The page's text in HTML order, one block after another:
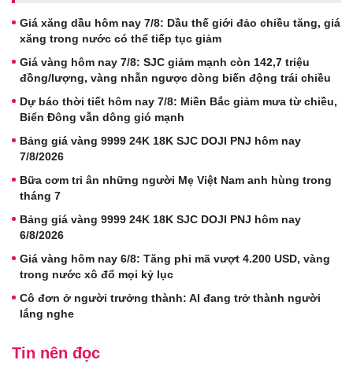
Giá xăng dầu hôm nay 7/8: Dầu thế giới đảo chiều tăng, giá
xăng trong nước có thể tiếp tục giảm
Giá vàng hôm nay 7/8: SJC giảm mạnh còn 142,7 triệu
đồng/lượng, vàng nhẫn ngược dòng biến động trái chiều
Dự báo thời tiết hôm nay 7/8: Miền Bắc giảm mưa từ chiều,
Biển Đông vẫn dông gió mạnh
Bảng giá vàng 9999 24K 18K SJC DOJI PNJ hôm nay
7/8/2026
Bữa cơm tri ân những người Mẹ Việt Nam anh hùng trong
tháng 7
Bảng giá vàng 9999 24K 18K SJC DOJI PNJ hôm nay
6/8/2026
Giá vàng hôm nay 6/8: Tăng phi mã vượt 4.200 USD, vàng
trong nước xô đổ mọi kỷ lục
Cô đơn ở người trưởng thành: AI đang trở thành người
lắng nghe
Tin nên đọc